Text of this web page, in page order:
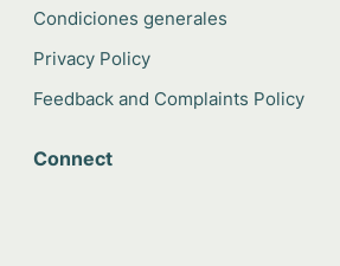
Condiciones generales
Privacy Policy
Feedback and Complaints Policy
Connect